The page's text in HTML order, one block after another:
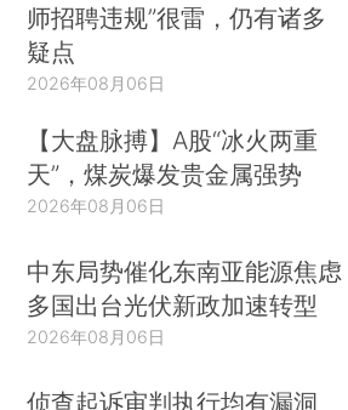
师招聘违规”很雷，仍有诸多
疑点
2026年08月06日
【大盘脉搏】A股“冰火两重
天”，煤炭爆发贵金属强势
2026年08月06日
中东局势催化东南亚能源焦虑
多国出台光伏新政加速转型
2026年08月06日
侦查起诉审判执行均有漏洞